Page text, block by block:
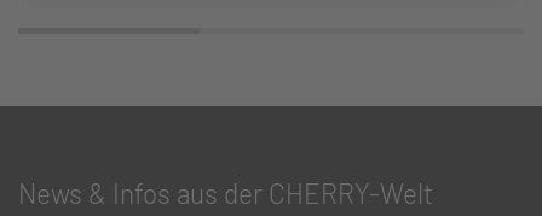
News & Infos aus der CHERRY-Welt